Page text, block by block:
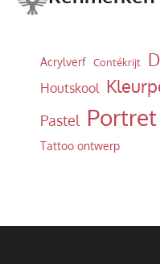
Acrylverf Contékrijt
Houtskool
Pastel Portret
Tattoo ontwerp